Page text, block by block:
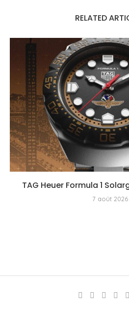
RELATED
TAG Heuer Formula 1
7 août 2026